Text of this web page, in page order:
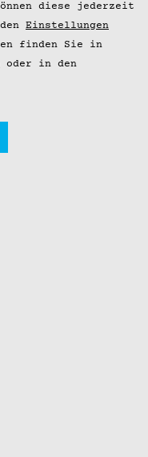
diese jederzeit
Einstellungen
finden Sie in
oder in den